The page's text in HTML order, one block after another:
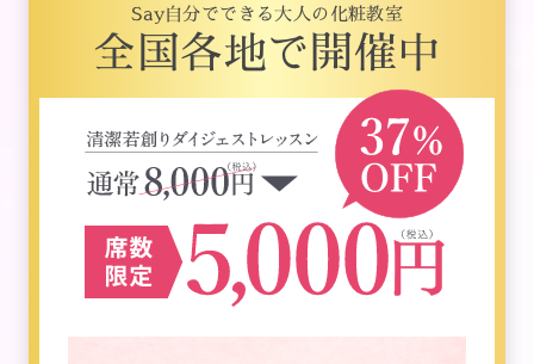
Say自分でできる大人の化粧教室
全国各地で開催中